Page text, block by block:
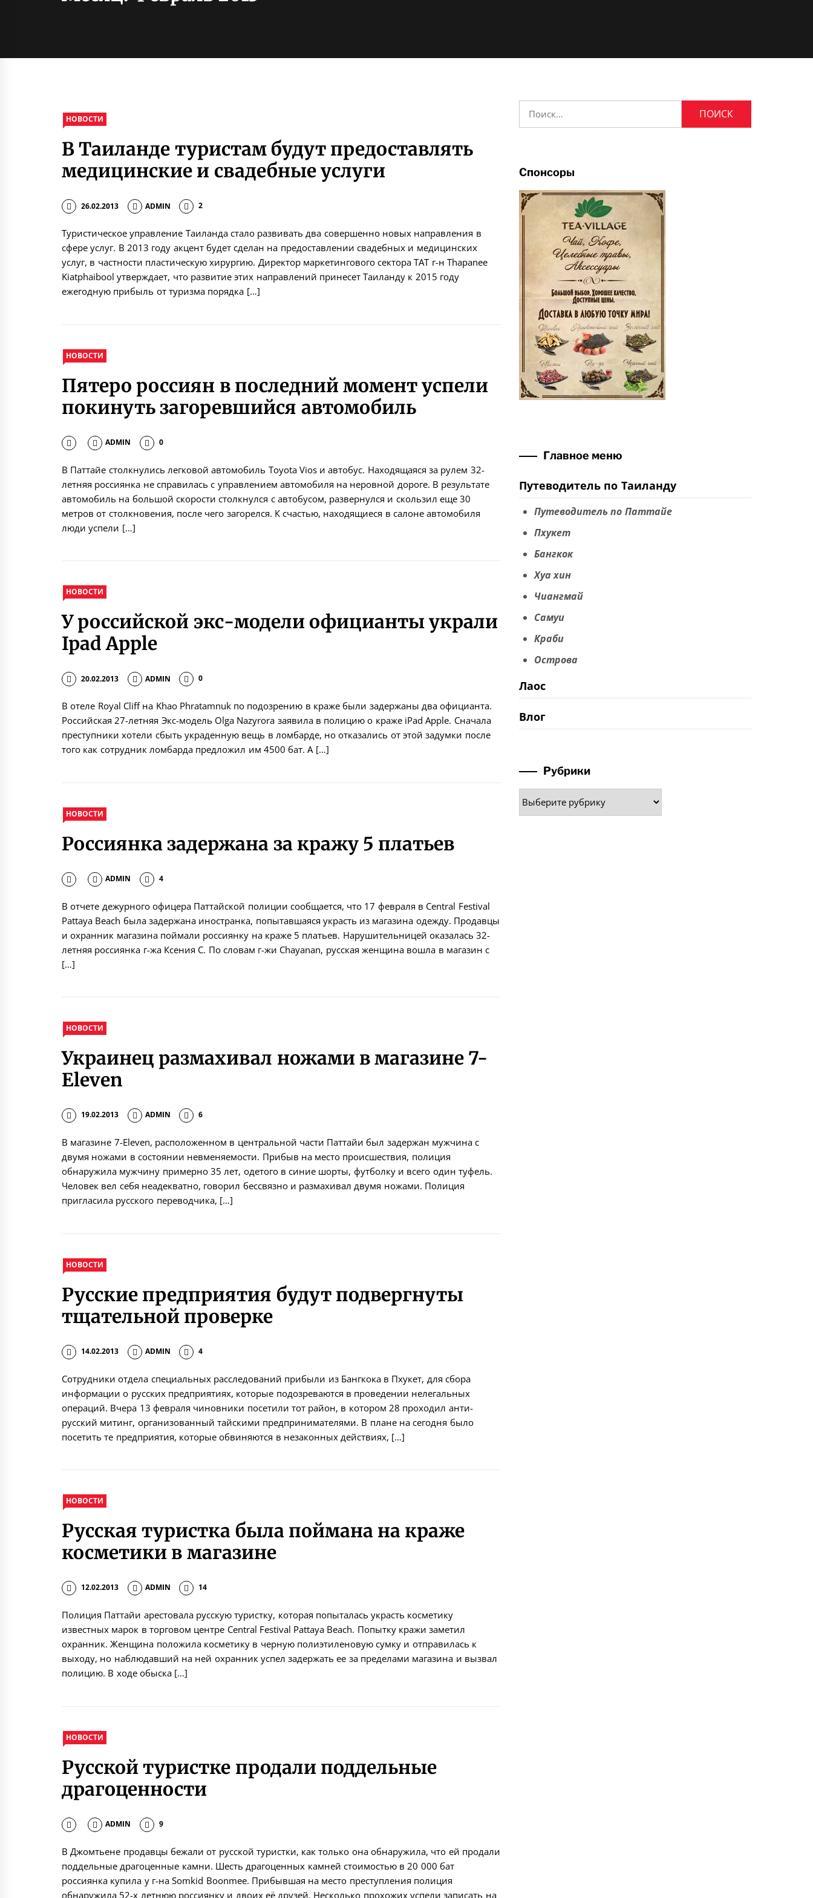
НОВОСТИ
В Таиланде туристам будут предоставлять
медицинские и свадебные услуги
26.02.2013 ADMIN 2
Туристическое управление Таиланда стало развивать два совершенно новых направления в
сфере услуг. В 2013 году акцент будет сделан на предоставлении свадебных и медицинских
услуг, в частности пластическую хирургию. Директор маркетингового сектора ТАТ г-н Thapanee
Kiatphaibool утверждает, что развитие этих направлений принесет Таиланду к 2015 году
ежегодную прибыль от туризма порядка […]
НОВОСТИ
Пятеро россиян в последний момент успели
покинуть загоревшийся автомобиль
ADMIN 0
В Паттайе столкнулись легковой автомобиль Toyota Vios и автобус. Находящаяся за рулем 32-
летняя россиянка не справилась с управлением автомобиля на неровной дороге. В результате
автомобиль на большой скорости столкнулся с автобусом, развернулся и скользил еще 30
метров от столкновения, после чего загорелся. К счастью, находящиеся в салоне автомобиля
люди успели […]
НОВОСТИ
У российской экс-модели официанты украли
Ipad Apple
20.02.2013 ADMIN 0
В отеле Royal Cliff на Khao Phratamnuk по подозрению в краже были задержаны два официанта.
Российская 27-летняя Экс-модель Olga Nazyrora заявила в полицию о краже iPad Apple. Сначала
преступники хотели сбыть украденную вещь в ломбарде, но отказались от этой задумки после
того как сотрудник ломбарда предложил им 4500 бат. А […]
НОВОСТИ
Россиянка задержана за кражу 5 платьев
ADMIN 4
В отчете дежурного офицера Паттайской полиции сообщается, что 17 февраля в Central Festival
Pattaya Beach была задержана иностранка, попытавшаяся украсть из магазина одежду. Продавцы
и охранник магазина поймали россиянку на краже 5 платьев. Нарушительницей оказалась 32-
летняя россиянка г-жа Ксения С. По словам г-жи Chayanan, русская женщина вошла в магазин с
[…]
НОВОСТИ
Украинец размахивал ножами в магазине 7-
Eleven
19.02.2013 ADMIN 6
В магазине 7-Eleven, расположенном в центральной части Паттайи был задержан мужчина с
двумя ножами в состоянии невменяемости. Прибыв на место происшествия, полиция
обнаружила мужчину примерно 35 лет, одетого в синие шорты, футболку и всего один туфель.
Человек вел себя неадекватно, говорил бессвязно и размахивал двумя ножами. Полиция
пригласила русского переводчика, […]
НОВОСТИ
Русские предприятия будут подвергнуты
тщательной проверке
14.02.2013 ADMIN 4
Сотрудники отдела специальных расследований прибыли из Бангкока в Пхукет, для сбора
информации о русских предприятиях, которые подозреваются в проведении нелегальных
операций. Вчера 13 февраля чиновники посетили тот район, в котором 28 проходил анти-
русский митинг, организованный тайскими предпринимателями. В плане на сегодня было
посетить те предприятия, которые обвиняются в незаконных действиях, […]
НОВОСТИ
Русская туристка была поймана на краже
косметики в магазине
12.02.2013 ADMIN 14
Полиция Паттайи арестовала русскую туристку, которая попыталась украсть косметику
известных марок в торговом центре Central Festival Pattaya Beach. Попытку кражи заметил
охранник. Женщина положила косметику в черную полиэтиленовую сумку и отправилась к
выходу, но наблюдавший на ней охранник успел задержать ее за пределами магазина и вызвал
полицию. В ходе обыска […]
НОВОСТИ
Русской туристке продали поддельные
драгоценности
ADMIN 9
В Джомтьене продавцы бежали от русской туристки, как только она обнаружила, что ей продали
поддельные драгоценные камни. Шесть драгоценных камней стоимостью в 20 000 бат
россиянка купила у г-на Somkid Boonmee. Прибывшая на место преступления полиция
обнаружила 52-х летнюю россиянку и двоих её друзей. Несколько прохожих успели записать на
Найти:
Спонсоры
Главное меню
Путеводитель по Таиланду
Путеводитель по Паттайе
Пхукет
Бангкок
Хуа хин
Чиангмай
Самуи
Краби
Острова
Лаос
Влог
Рубрики
Рубрики